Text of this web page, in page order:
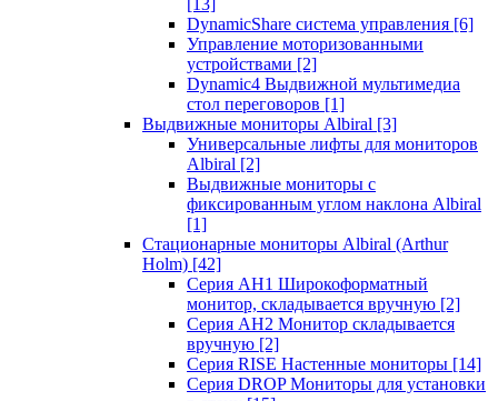
[13]
DynamicShare система управления [6]
Управление моторизованными
устройствами [2]
Dynamic4 Выдвижной мультимедиа
стол переговоров [1]
Выдвижные мониторы Albiral [3]
Универсальные лифты для мониторов
Albiral [2]
Выдвижные мониторы с
фиксированным углом наклона Albiral
[1]
Стационарные мониторы Albiral (Arthur
Holm) [42]
Серия AH1 Широкоформатный
монитор, складывается вручную [2]
Серия AH2 Монитор складывается
вручную [2]
Серия RISE Настенные мониторы [14]
Серия DROP Мониторы для установки